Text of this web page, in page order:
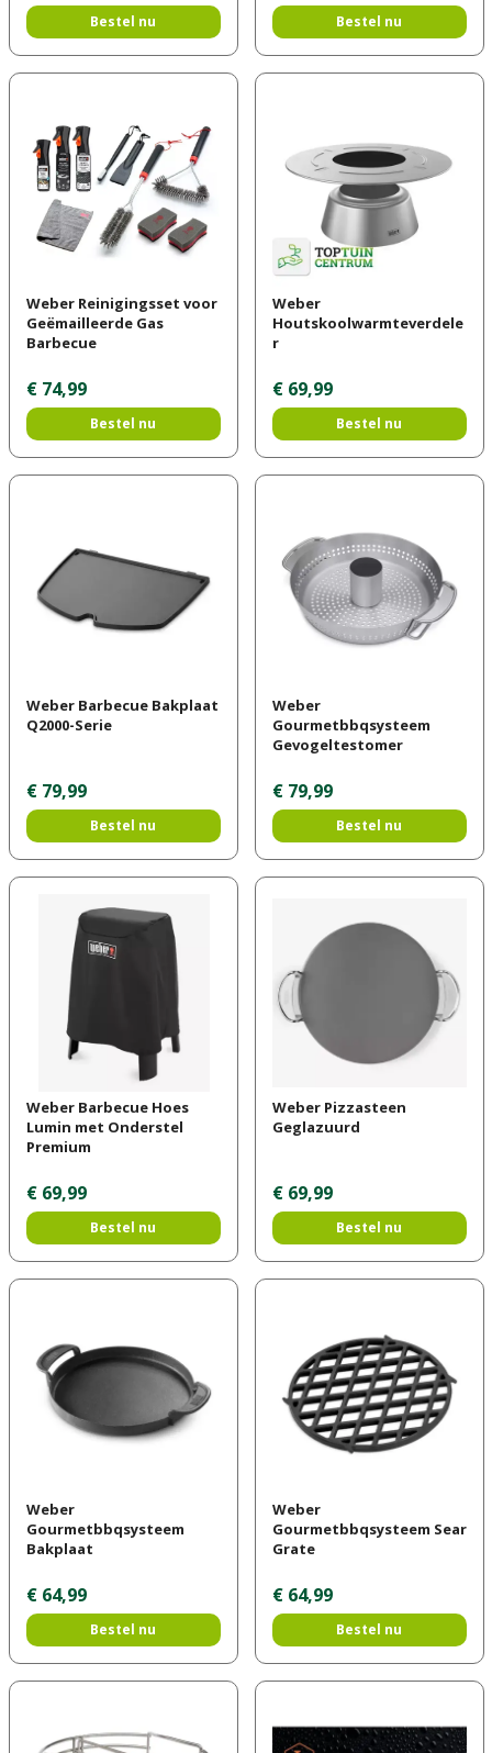
Bestel nu Bestel nu
Weber Reinigingsset voor
Geëmailleerde Gas
Barbecue
€ 74,99
Bestel nu
Weber
Houtskoolwarmteverdele
r
€ 69,99
Bestel nu
Weber Barbecue Bakplaat
Q2000-Serie
€ 79,99
Bestel nu
Weber
Gourmetbbqsysteem
Gevogeltestomer
€ 79,99
Bestel nu
Weber Barbecue Hoes
Lumin met Onderstel
Premium
€ 69,99
Bestel nu
Weber Pizzasteen
Geglazuurd
€ 69,99
Bestel nu
Weber
Gourmetbbqsysteem
Bakplaat
€ 64,99
Bestel nu
Weber
Gourmetbbqsysteem Sear
Grate
€ 64,99
Bestel nu